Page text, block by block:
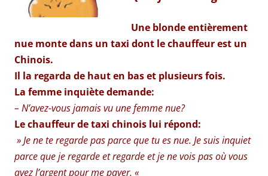
Une blonde entièrement
nue monte dans un taxi dont le chauffeur est un
Chinois.
Il la regarda de haut en bas et plusieurs fois.
La femme inquiète demande:
– N’avez-vous jamais vu une femme nue?
Le chauffeur de taxi chinois lui répond:
» Je ne te regarde pas parce que tu es nue. Je suis inquiet
parce que je regarde et regarde et je ne vois pas où vous
avez l’argent pour me payer. «